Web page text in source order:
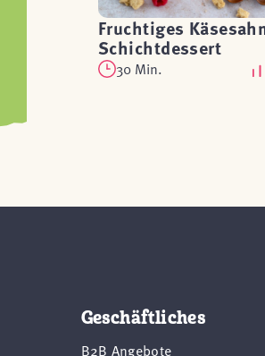
Fruchtiges
Schichtdessert
30 Min.
Geschäftliches
B2B Angebote